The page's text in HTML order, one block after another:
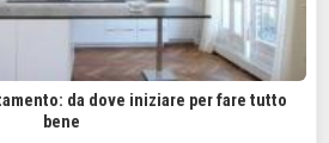
da dove iniziare per fare tutto
bene